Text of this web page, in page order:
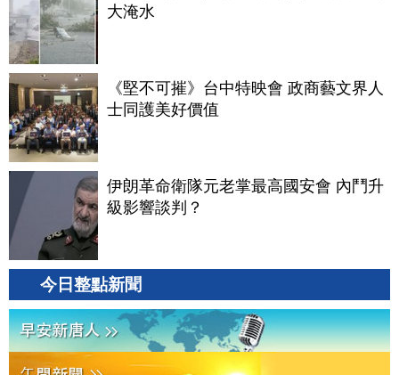
大淹水
《堅不可摧》台中特映會 政商藝文界人
士同護美好價值
伊朗革命衛隊元老掌最高國安會 內鬥升
級影響談判？
今日整點新聞